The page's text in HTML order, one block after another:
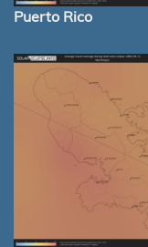
Puerto Rico